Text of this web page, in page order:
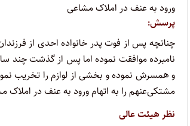
ورود به عنف در املاک مشاعی
پرسش:
چنانچه پس از فوت پدر خانواده احدی از
نامبرده موافقت نموده اما پس از گذشت چند
و همسرش نموده و بخشی از لوازم را تخریب
مشتکی‌عنهم را به اتهام ورود به عنف در املاک
نظر هیئت عالی